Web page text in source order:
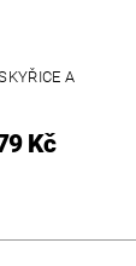
A
Kč